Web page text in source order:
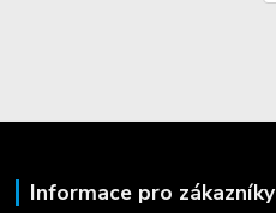
Informace pro zákazníky